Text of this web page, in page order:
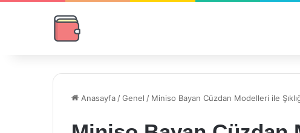
Anasayfa /Genel / Miniso Bayan Cüzdan Modelleri ile